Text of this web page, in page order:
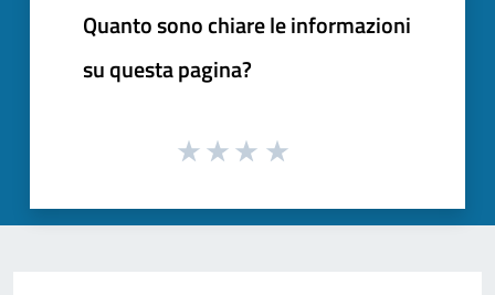
Quanto sono chiare le informazioni
su questa pagina?